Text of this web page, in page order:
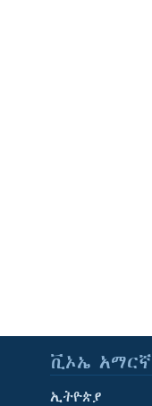
ቪኦኤ አማርኛ
ኢትዮጵያ